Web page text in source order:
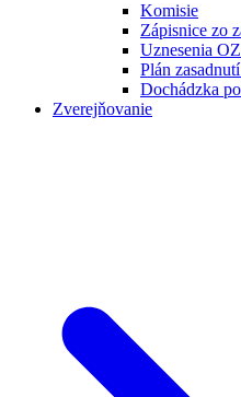
Komisie
Zápisnice zo
Uznesenia OZ
Plán
Dochádzka
Zverejňovanie